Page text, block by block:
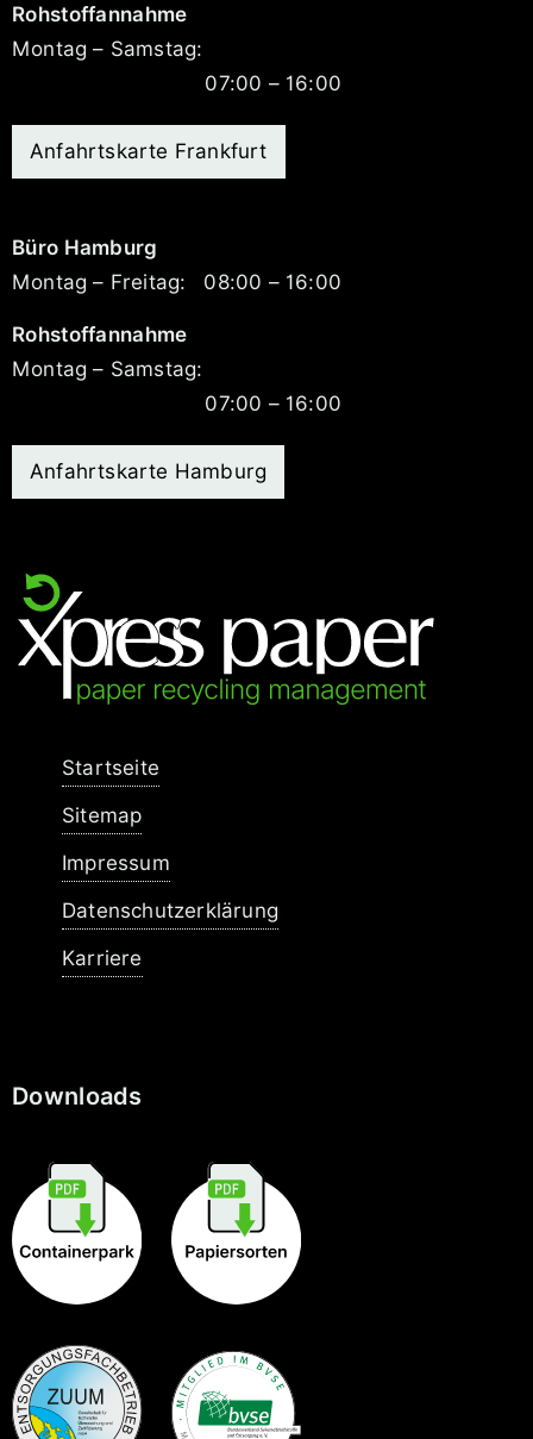
Rohstoffannahme
Montag – Samstag:
07:00 – 16:00
Anfahrtskarte Frankfurt
Büro Hamburg
Montag – Freitag:
08:00 – 16:00
Rohstoffannahme
Montag – Samstag:
07:00 – 16:00
Anfahrtskarte Hamburg
Navigation
Startseite
Sitemap
Impressum
Datenschutzerklärung
Karriere
Downloads